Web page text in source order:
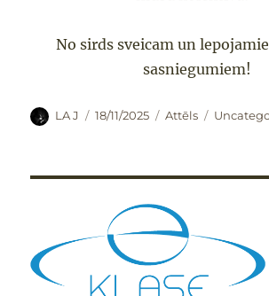
No sirds sveicam un
sasniegumiem!
Autors
LA J Publicēts
18/11/2025 Formāts
Attēls